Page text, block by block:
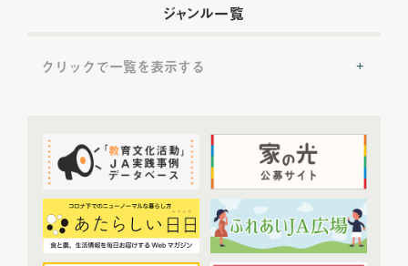
2022年7月配信 (8)
2022年10月配信 (7)
2022年11月配信(6)
2023年配信(72)
ジャンル一覧
クリックで一覧を表示する
トップ対談(50)
ＪＡ実践事例紹介 (37)
教育文化プランナー (19)
協同の歴史の瞬間(52)